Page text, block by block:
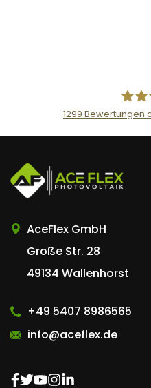
1299 Bewertungen
AceFlex GmbH
Große Str. 28
49134 Wallenhorst
+49 5407 8986565
info@aceflex.de